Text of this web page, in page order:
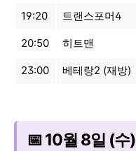
19:20 트랜스포머4
20:50 히트맨
23:00 베테랑2 (재방)
📅 10월 8일 (수)